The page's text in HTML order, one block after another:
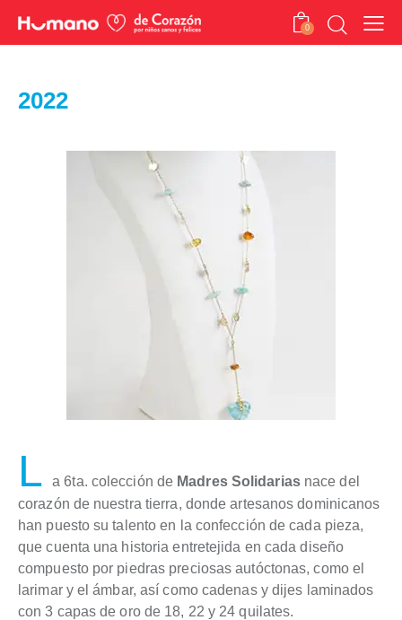
0
2022
L a 6ta. colección de Madres Solidariasnace del
corazón de nuestra tierra, donde artesanos dominicanos
han puesto su talento en la confección de cada pieza,
que cuenta una historia entretejida en cada diseño
compuesto por piedras preciosas autóctonas, como el
larimar y el ámbar, así como cadenas y dijes laminados
con 3 capas de oro de 18, 22 y 24 quilates.